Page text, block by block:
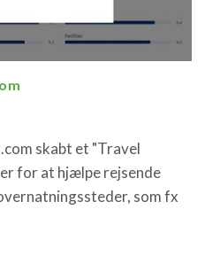
skabt et "Travel
for at hjælpe rejsende
som fx